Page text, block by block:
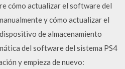
cómo actualizar el software del
y cómo actualizar el
de almacenamiento
del software del sistema PS4
y empieza de nuevo: